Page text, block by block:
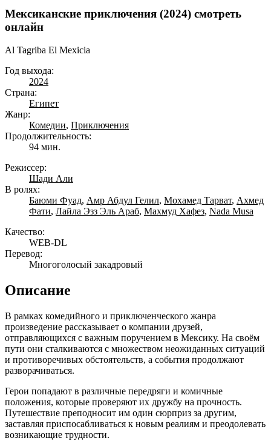
Мексиканские приключения (2024) смотреть
онлайн
Al Tagriba El Mexicia
Год выхода:
2024
Страна:
Египет
Жанр:
Комедии, Приключения
Продолжительность:
94 мин.
Режиссер:
Шади Али
В ролях:
Баюми Фуад, Амр Абдул Гелил, Мохамед Тарват, Ахмед
Фати, Лайла Эзз Эль Араб, Махмуд Хафез, Nada Musa
Качество:
WEB-DL
Перевод:
Многоголосый закадровый
Описание
В рамках комедийного и приключенческого жанра
произведение рассказывает о компании друзей,
отправляющихся с важным поручением в Мексику. На своём
пути они сталкиваются с множеством неожиданных ситуаций
и противоречивых обстоятельств, а события продолжают
разворачиваться.
Герои попадают в различные передряги и комичные
положения, которые проверяют их дружбу на прочность.
Путешествие преподносит им один сюрприз за другим,
заставляя приспосабливаться к новым реалиям и преодолевать
возникающие трудности.